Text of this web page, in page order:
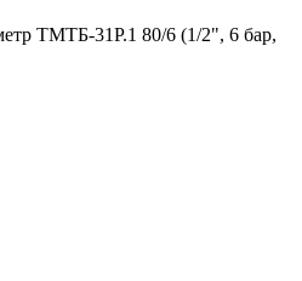
ТМТБ-31Р.1 80/6 (1/2", 6 бар,